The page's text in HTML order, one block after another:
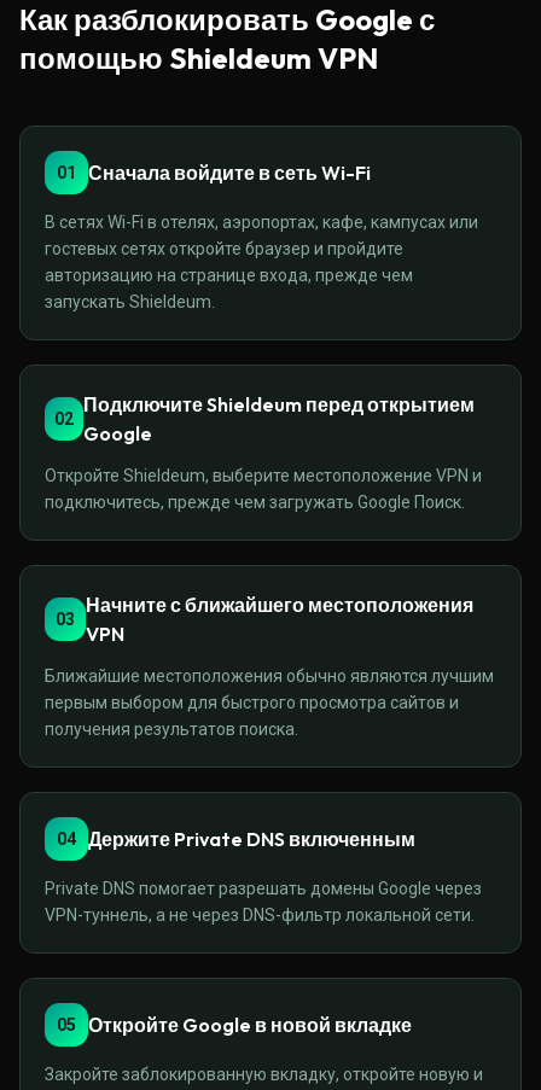
Как разблокировать Google с
помощью Shieldeum VPN
01 Сначала войдите в сеть Wi-Fi
В сетях Wi-Fi в отелях, аэропортах, кафе, кампусах или
гостевых сетях откройте браузер и пройдите
авторизацию на странице входа, прежде чем
запускать Shieldeum.
02
Подключите Shieldeum перед открытием
Google
Откройте Shieldeum, выберите местоположение VPN и
подключитесь, прежде чем загружать Google Поиск.
03
Начните с ближайшего местоположения
VPN
Ближайшие местоположения обычно являются лучшим
первым выбором для быстрого просмотра сайтов и
получения результатов поиска.
04 Держите Private DNS включенным
Private DNS помогает разрешать домены Google через
VPN-туннель, а не через DNS-фильтр локальной сети.
05 Откройте Google в новой вкладке
Закройте заблокированную вкладку, откройте новую и